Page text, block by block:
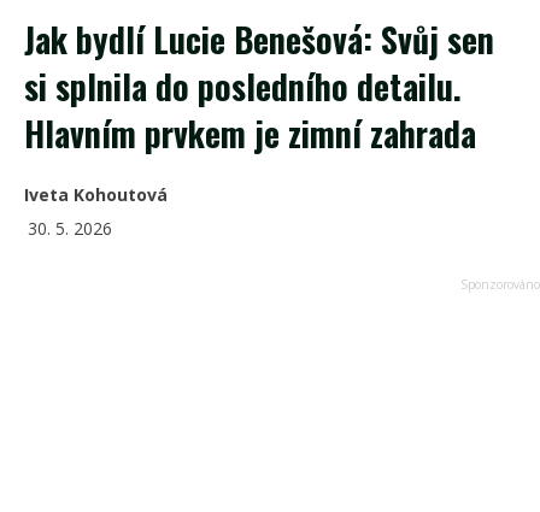
Jak bydlí Lucie Benešová: Svůj sen
si splnila do posledního detailu.
Hlavním prvkem je zimní zahrada
Iveta Kohoutová
30. 5. 2026